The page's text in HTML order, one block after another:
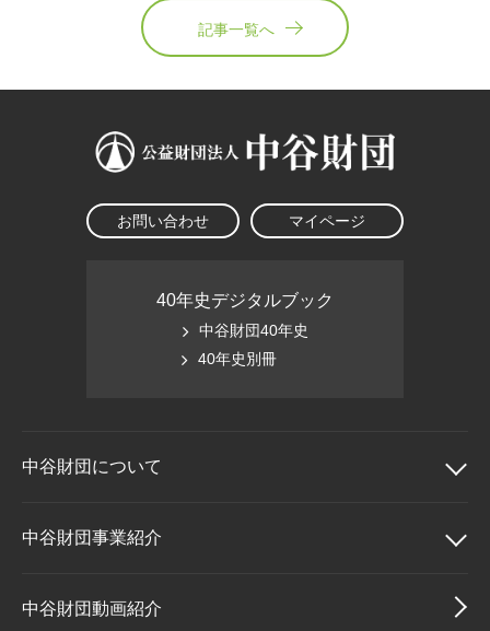
記事一覧へ
お問い合わせ マイページ
40年史デジタルブック
中谷財団40年史
40年史別冊
中谷財団について
中谷財団について
理事長挨拶
中谷財団事業紹介
中谷財団事業紹介
中谷財団動画紹介